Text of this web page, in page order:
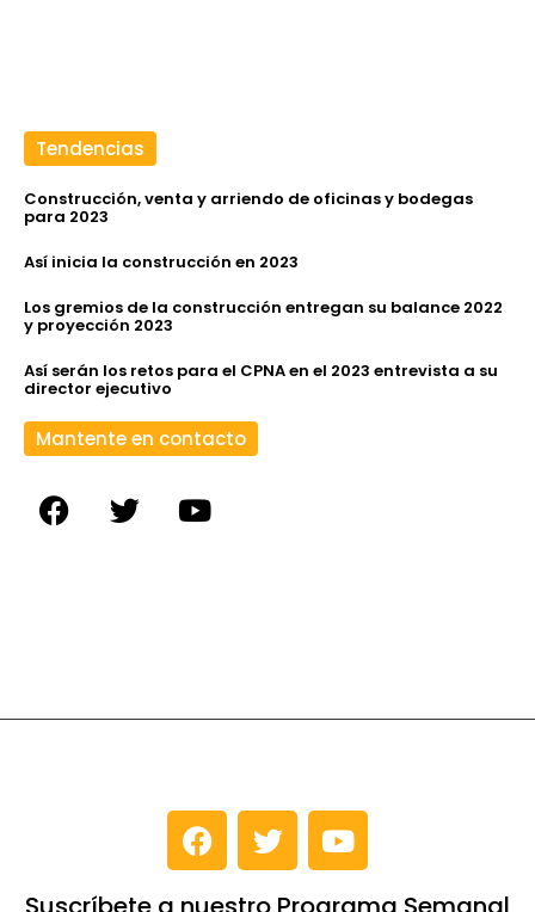
Tendencias
Construcción, venta y arriendo de oficinas y bodegas
para 2023
Así inicia la construcción en 2023
Los gremios de la construcción entregan su balance 2022
y proyección 2023
Así serán los retos para el CPNA en el 2023 entrevista a su
director ejecutivo
Mantente en contacto